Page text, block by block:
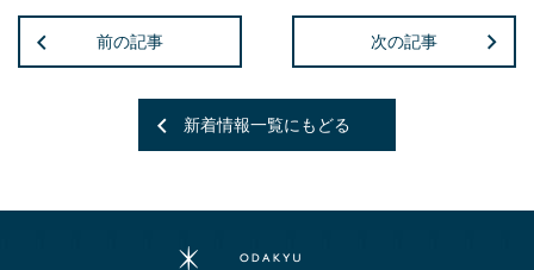
前の記事 次の記事
新着情報一覧にもどる